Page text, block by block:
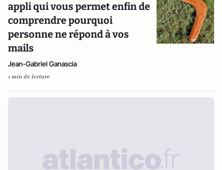
appli qui vous permet enfin de
comprendre pourquoi
personne ne répond à vos
mails
Jean-Gabriel Ganascia
1 min de lecture